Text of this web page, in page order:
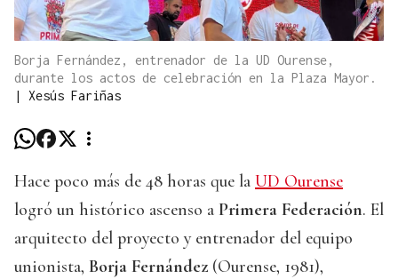
Borja Fernández, entrenador de la UD Ourense,
durante los actos de celebración en la Plaza Mayor.
| Xesús Fariñas
Hace poco más de 48 horas que la UD Ourense
logró un histórico ascenso a Primera Federación. El
arquitecto del proyecto y entrenador del equipo
unionista, Borja Fernández (Ourense, 1981),